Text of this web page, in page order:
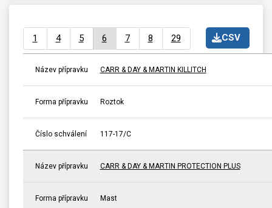
CSV
1 4 5 6 7 8 29
Název přípravku CARR & DAY & MARTIN KILLITCH
Forma přípravku Roztok
Číslo schválení 117-17/C
Název přípravku CARR & DAY & MARTIN PROTECTION PLUS
Forma přípravku Mast